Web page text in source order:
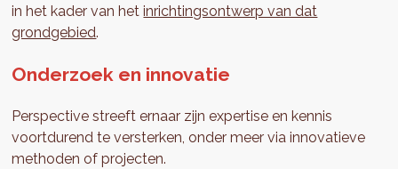
in het kader van hetinrichtingsontwerp van dat
grondgebied.
Onderzoek en innovatie
Perspective streeft ernaar zijn expertise en kennis
voortdurend te versterken, onder meer via innovatieve
methoden of projecten.